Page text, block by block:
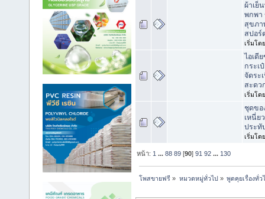
ผ้าเย็
พกพา
สุขภา
สปอร์
เริ่มโด
ไอเดี
กระเ
จัดระ
สะดว
เริ่มโด
ชุดขอ
เหนี่ย
ประทั
เริ่มโด
หน้า: 1 ...88 89 [90]91 92 ... 130
โพสขายฟรี » หมวดหมู่ทั่วไป» พูดคุยเรื่องทั่ว